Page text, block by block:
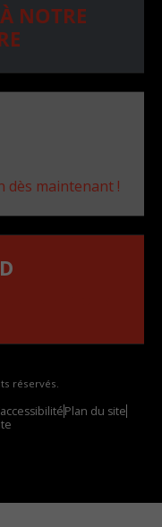
NOTRE
dès maintenant !
réservés.
Plan du site